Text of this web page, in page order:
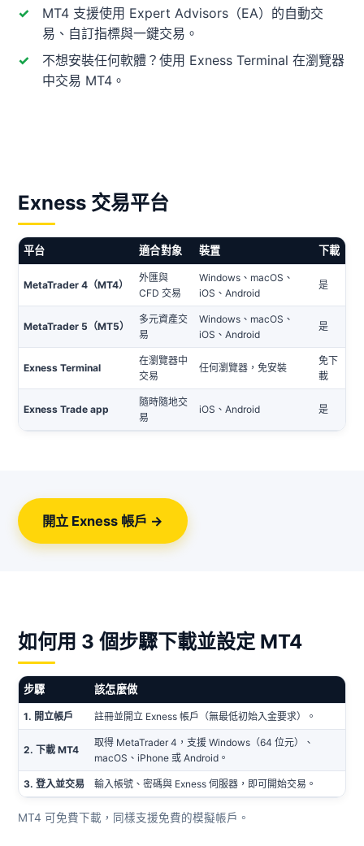
MT4 支援使用 Expert Advisors（EA）的自動交
易、自訂指標與一鍵交易。
不想安裝任何軟體？使用 Exness Terminal 在瀏覽器
中交易 MT4。
Exness 交易平台
平台 適合對象 裝置 下載
MetaTrader 4（MT4）
外匯與
CFD 交易
Windows、macOS、
iOS、Android
是
MetaTrader 5（MT5）
多元資產交
易
Windows、macOS、
iOS、Android
是
Exness Terminal
在瀏覽器中
交易
任何瀏覽器，免安裝
免下
載
Exness Trade app
隨時隨地交
易
iOS、Android 是
開立 Exness 帳戶 →
如何用 3 個步驟下載並設定 MT4
步驟 該怎麼做
1. 開立帳戶 註冊並開立 Exness 帳戶（無最低初始入金要求）。
2. 下載 MT4
取得 MetaTrader 4，支援 Windows（64 位元）、
macOS、iPhone 或 Android。
3. 登入並交易 輸入帳號、密碼與 Exness 伺服器，即可開始交易。
MT4 可免費下載，同樣支援免費的模擬帳戶。